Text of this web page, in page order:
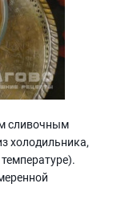
сливочным
холодильника,